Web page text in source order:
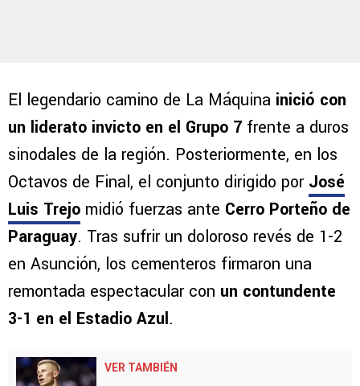
El legendario camino de La Máquina inició con
un liderato invicto en el Grupo 7 frente a duros
sinodales de la región. Posteriormente, en los
Octavos de Final, el conjunto dirigido por José
Luis Trejo midió fuerzas ante Cerro Porteño de
Paraguay. Tras sufrir un doloroso revés de 1-2
en Asunción, los cementeros firmaron una
remontada espectacular con un contundente
3-1 en el Estadio Azul.
VER TAMBIÉN